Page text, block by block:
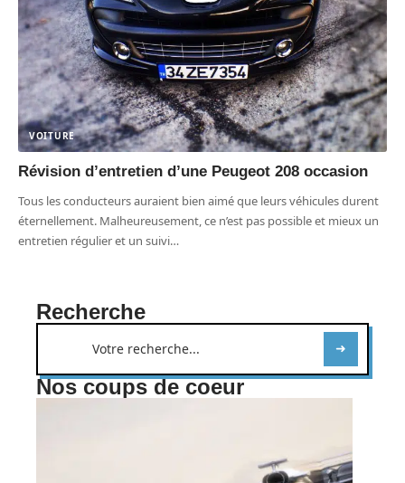
VOITURE
Révision d’entretien d’une Peugeot 208 occasion
Tous les conducteurs auraient bien aimé que leurs véhicules durent
éternellement. Malheureusement, ce n’est pas possible et mieux un
entretien régulier et un suivi…
Recherche
Nos coups de coeur